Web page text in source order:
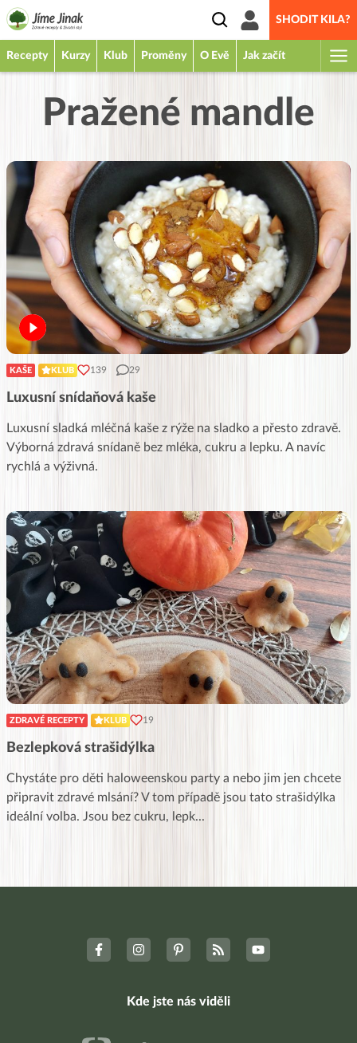
SHODIT KILA?
Recepty Kurzy Klub Proměny O Evě Jak začít
Pražené mandle
KAŠE KLUB 139 29
Luxusní snídaňová kaše
Luxusní sladká mléčná kaše z rýže na sladko a přesto zdravě.
Výborná zdravá snídaně bez mléka, cukru a lepku. A navíc
rychlá a výživná.
ZDRAVÉ RECEPTY KLUB 19
Bezlepková strašidýlka
Chystáte pro děti haloweenskou party a nebo jim jen chcete
připravit zdravé mlsání? V tom případě jsou tato strašidýlka
ideální volba. Jsou bez cukru, lepk...
Kde jste nás viděli